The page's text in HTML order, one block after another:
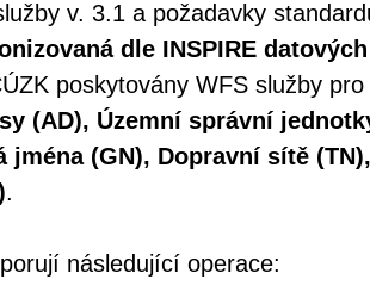
v. 3.1 a požadavky
dle INSPIRE
poskytovány WFS služby
(AD), Územní správní
jména (GN), Dopravní sítě
.
následující operace: